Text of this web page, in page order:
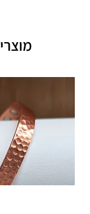
תכשיטים בציפוי
תוספת זמן הכנה של 4